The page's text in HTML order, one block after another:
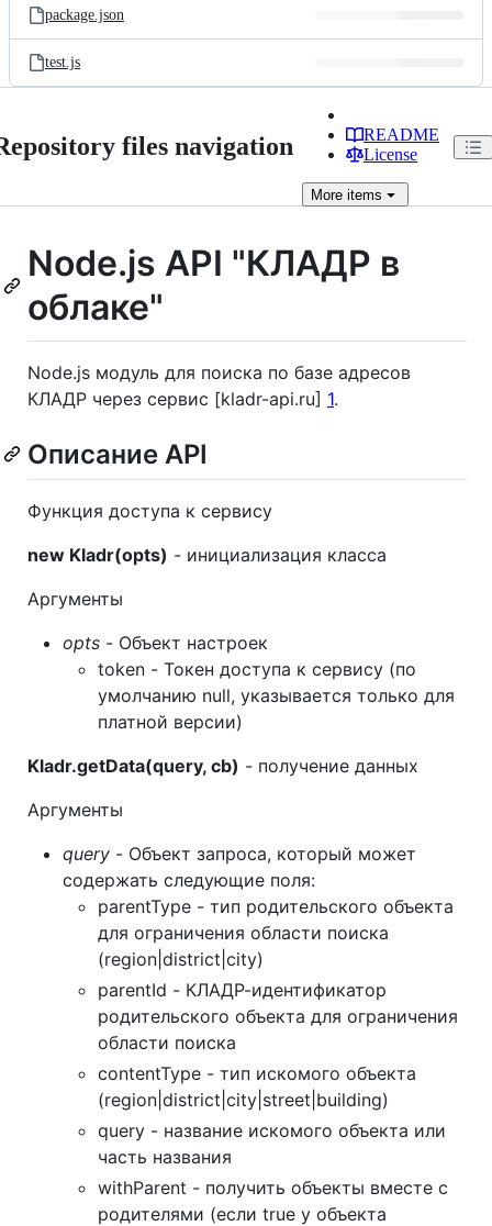
package.json
test.js
files navigation
README
License
More items
Node.js API "КЛАДР в
облаке"
Node.js модуль для поиска по базе адресов
КЛАДР через сервис [kladr-api.ru] 1.
Описание API
Функция доступа к сервису
new Kladr(opts) - инициализация класса
Аргументы
opts - Объект настроек
token - Токен доступа к сервису (по
умолчанию null, указывается только для
платной версии)
Kladr.getData(query, cb) - получение данных
Аргументы
query - Объект запроса, который может
содержать следующие поля:
parentType - тип родительского объекта
для ограничения области поиска
(region|district|city)
parentId - КЛАДР-идентификатор
родительского объекта для ограничения
области поиска
contentType - тип искомого объекта
(region|district|city|street|building)
query - название искомого объекта или
часть названия
withParent - получить объекты вместе с
родителями (если true у объекта